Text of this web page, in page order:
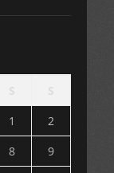
1
2
8
9